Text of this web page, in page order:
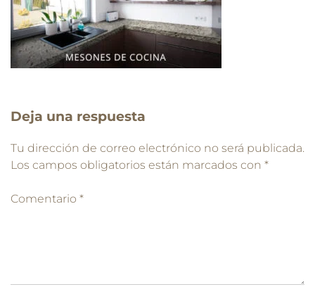
Deja una respuesta
Tu dirección de correo electrónico no será publicada.
Los campos obligatorios están marcados con *
Comentario *